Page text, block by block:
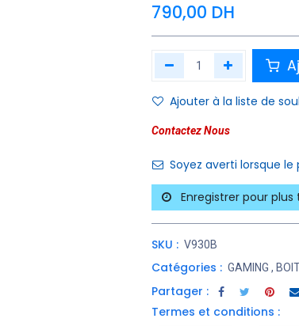
790,00 DH
Ajouter à la liste de
Contactez Nous
Soyez averti lorsque
Enregistrer pour plus
SKU : V930B
Catégories : GAMING ,
Partager :
Termes et conditions :